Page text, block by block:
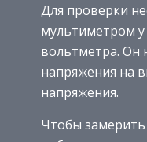
Для проверки
мультиметром у
вольтметра. Он
напряжения на
напряжения.
Чтобы